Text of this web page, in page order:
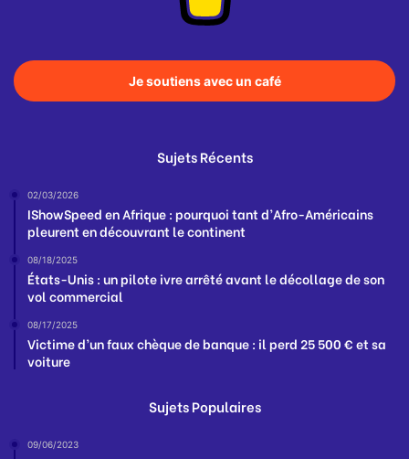
Je soutiens avec un café
Sujets Récents
02/03/2026
IShowSpeed en Afrique : pourquoi tant d’Afro-Américains
pleurent en découvrant le continent
08/18/2025
États-Unis : un pilote ivre arrêté avant le décollage de son
vol commercial
08/17/2025
Victime d’un faux chèque de banque : il perd 25 500 € et sa
voiture
Sujets Populaires
09/06/2023